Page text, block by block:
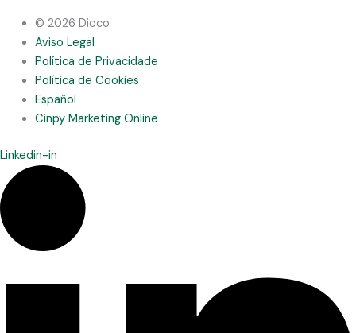
© 2026 Dioco
Aviso Legal
Política de Privacidade
Política de Cookies
Español
Cinpy Marketing Online
Linkedin-in